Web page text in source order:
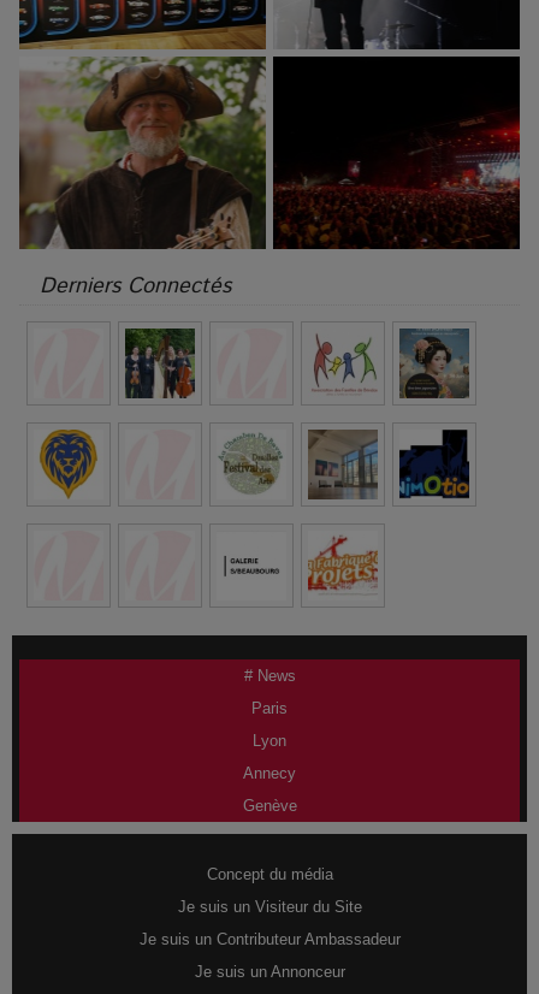
Derniers Connectés
# News
Paris
Lyon
Annecy
Genève
Concept du média
Je suis un Visiteur du Site
Je suis un Contributeur Ambassadeur
Je suis un Annonceur